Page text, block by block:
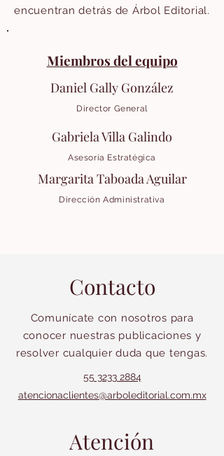
encuentran detrás de Árbol Editorial.
Miembros del equipo
Daniel Gally González
Director General
Gabriela Villa Galindo
Asesoría Estratégica
Margarita Taboada Aguilar
Dirección Administrativa
Contacto
Comunícate con nosotros para
conocer nuestras publicaciones y
resolver cualquier duda que tengas.
55 3233 2884
atencionaclientes@arboleditorial.com.mx
Atención